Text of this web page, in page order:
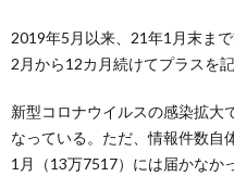
2019年5月以来、21年1月末ま
2月から12カ月続けてプラスを記
新型コロナウイルスの感染拡大
なっている。ただ、情報件数自
1月（13万7517）には届かなか